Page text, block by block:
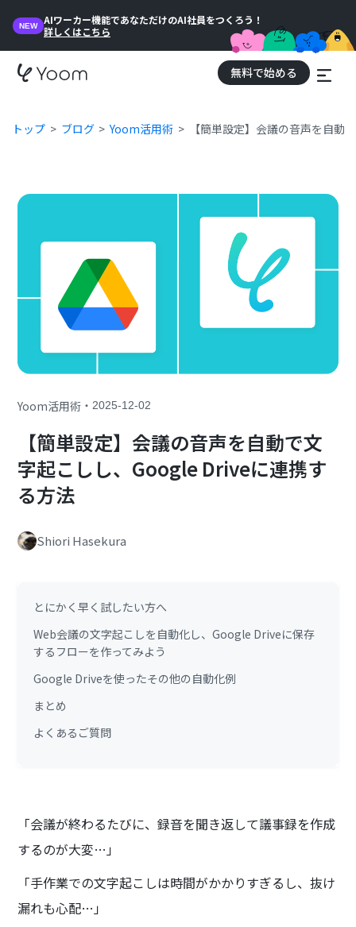
NEW
AIワーカー機能であなただけのAI社員をつくろう！
詳しくはこちら
無料で始める
トップ ブログ Yoom活用術 【簡単設定】会議の音声を自
Yoom活用術 ・2025-12-02
【簡単設定】会議の音声を自動で文
字起こしし、Google Driveに連携す
る方法
Shiori Hasekura
とにかく早く試したい方へ
Web会議の文字起こしを自動化し、Google Driveに保存
するフローを作ってみよう
Google Driveを使ったその他の自動化例
まとめ
よくあるご質問
「会議が終わるたびに、録音を聞き返して議事録を作成
するのが大変…」
「手作業での文字起こしは時間がかかりすぎるし、抜け
漏れも心配…」